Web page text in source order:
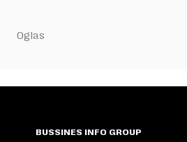
BUSSINES INFO GROUP